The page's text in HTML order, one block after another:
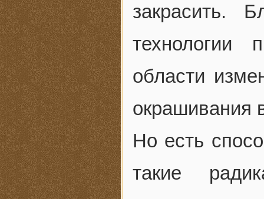
закрасить.
технологии
области
окрашивания
Но есть
такие